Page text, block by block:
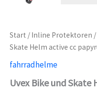
Start / Inline Protektoren /
Skate Helm active cc
fahrradhelme
Uvex Bike und